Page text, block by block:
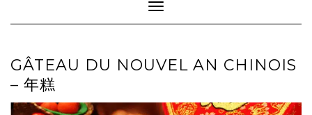
Toggle
Navigation
GÂTEAU DU NOUVEL AN CHINOIS
– 年糕